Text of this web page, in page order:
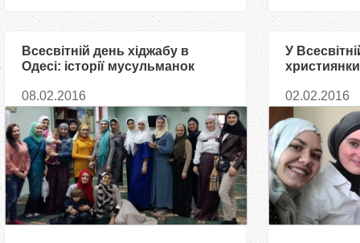
Всесвітній день хіджабу в
Одесі: історії мусульманок
08.02.2016
У
02.02.2016